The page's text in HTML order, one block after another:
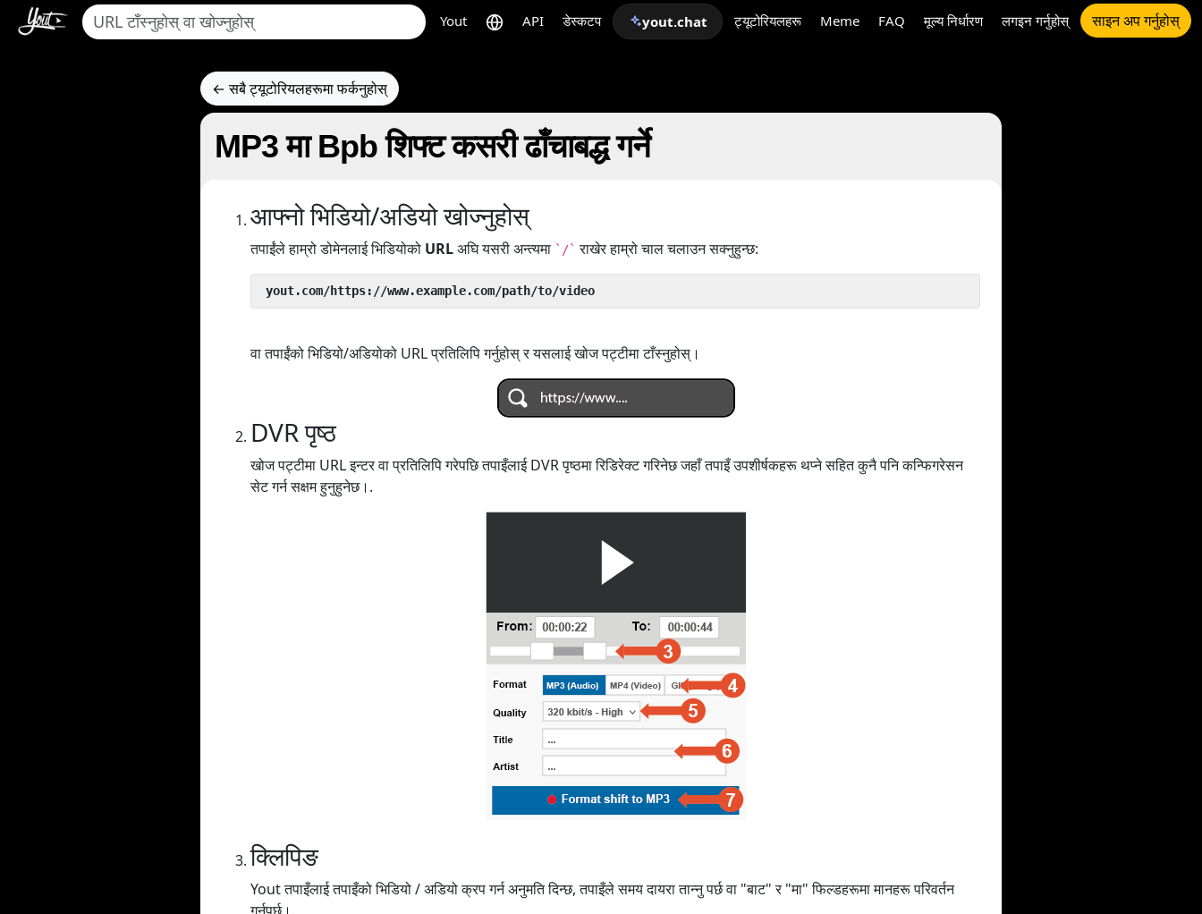
Yout API डेस्कटप yout.chat ट्यूटोरियलहरू Meme FAQ मूल्य निर्धारण लगइन गर्नुहोस् साइन अप गर्नुहोस्
← सबै ट्यूटोरियलहरूमा फर्कनुहोस्
MP3 मा Bpb शिफ्ट कसरी ढाँचाबद्ध गर्ने
आफ्नो भिडियो/अडियो खोज्नुहोस्
तपाईंले हाम्रो डोमेनलाई भिडियोको URLअघि यसरी अन्त्यमा `/` राखेर हाम्रो चाल चलाउन सक्नुहुन्छ:
yout.com/https://www.example.com/path/to/video
वा तपाईंको भिडियो/अडियोको URL प्रतिलिपि गर्नुहोस् र यसलाई खोज पट्टीमा टाँस्नुहोस्।
DVR पृष्ठ
खोज पट्टीमा URL इन्टर वा प्रतिलिपि गरेपछि तपाइँलाई DVR पृष्ठमा रिडिरेक्ट गरिनेछ जहाँ तपाइँ उपशीर्षकहरू थप्ने सहित कुनै पनि कन्फिगरेसन
सेट गर्न सक्षम हुनुहुनेछ।.
क्लिपिङ
Yout तपाइँलाई तपाइँको भिडियो / अडियो क्रप गर्न अनुमति दिन्छ, तपाइँले समय दायरा तान्नु पर्छ वा "बाट" र "मा" फिल्डहरूमा मानहरू परिवर्तन